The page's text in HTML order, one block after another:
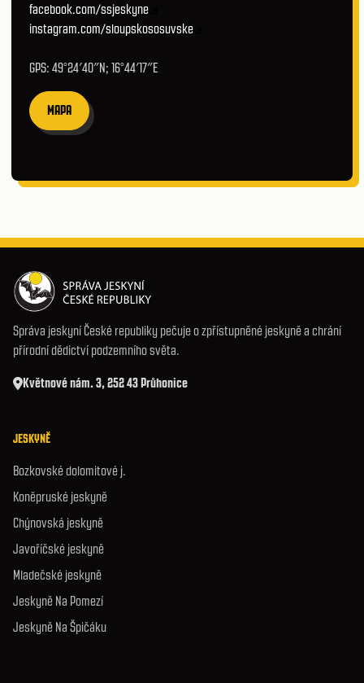
facebook.com/ssjeskyne
instagram.com/sloupskososuvske
GPS: 49°24′40″N; 16°44′17″E
MAPA
Správa jeskyní České republiky pečuje o zpřístupněné jeskyně a chrání
přírodní dědictví podzemního světa.
Květnové nám. 3, 252 43 Průhonice
JESKYNĚ
Bozkovské dolomitové j.
Koněpruské jeskyně
Chýnovská jeskyně
Javoříčské jeskyně
Mladečské jeskyně
Jeskyně Na Pomezí
Jeskyně Na Špičáku